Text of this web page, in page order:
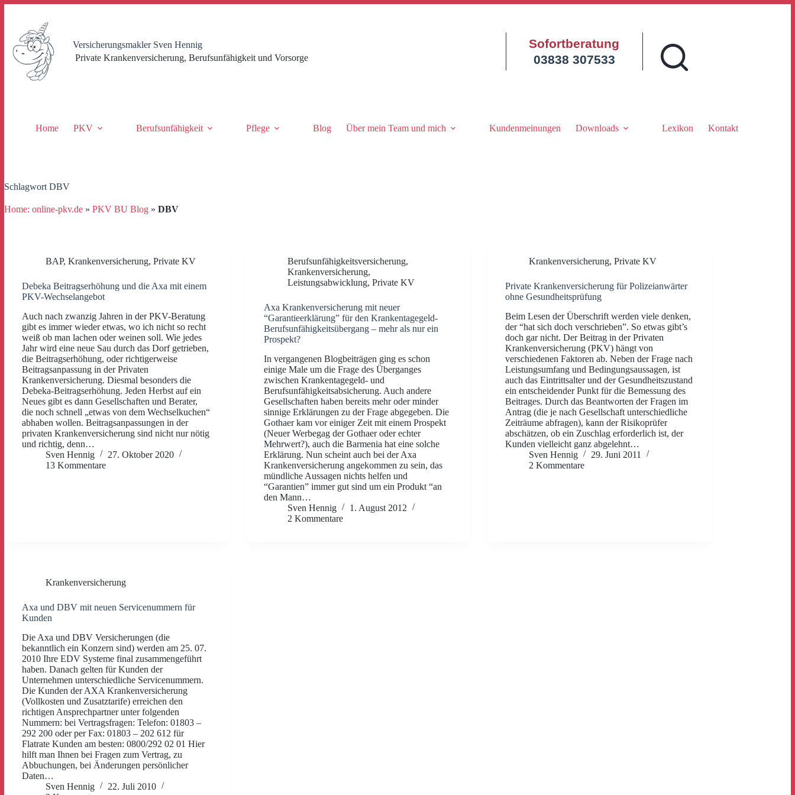
springen
Versicherungsmakler Sven Hennig
Private Krankenversicherung, Berufsunfähigkeit und Vorsorge
Sofortberatung
03838 307533
Home PKV Berufsunfähigkeit Pflege Blog Über mein Team und mich Kundenmeinungen Downloads Lexikon Kontakt
Schlagwort DBV
Home: online-pkv.de » PKV BU Blog » DBV
BAP, Krankenversicherung, Private KV
Debeka Beitragserhöhung und die Axa mit einem
PKV-Wechselangebot
Auch nach zwanzig Jahren in der PKV-Beratung
gibt es immer wieder etwas, wo ich nicht so recht
weiß ob man lachen oder weinen soll. Wie jedes
Jahr wird eine neue Sau durch das Dorf getrieben,
die Beitragserhöhung, oder richtigerweise
Beitragsanpassung in der Privaten
Krankenversicherung. Diesmal besonders die
Debeka-Beitragserhöhung. Jeden Herbst auf ein
Neues gibt es dann Gesellschaften und Berater,
die noch schnell „etwas von dem Wechselkuchen“
abhaben wollen. Beitragsanpassungen in der
privaten Krankenversicherung sind nicht nur nötig
und richtig, denn…
Sven Hennig
27. Oktober 2020
13 Kommentare
Berufsunfähigkeitsversicherung,
Krankenversicherung,
Leistungsabwicklung, Private KV
Axa Krankenversicherung mit neuer
“Garantieerklärung” für den Krankentagegeld-
Berufsunfähigkeitsübergang – mehr als nur ein
Prospekt?
In vergangenen Blogbeiträgen ging es schon
einige Male um die Frage des Überganges
zwischen Krankentagegeld- und
Berufsunfähigkeitsabsicherung. Auch andere
Gesellschaften haben bereits mehr oder minder
sinnige Erklärungen zu der Frage abgegeben. Die
Gothaer kam vor einiger Zeit mit einem Prospekt
(Neuer Werbegag der Gothaer oder echter
Mehrwert?), auch die Barmenia hat eine solche
Erklärung. Nun scheint auch bei der Axa
Krankenversicherung angekommen zu sein, das
mündliche Aussagen nichts helfen und
“Garantien” immer gut sind um ein Produkt “an
den Mann…
Sven Hennig
1. August 2012
2 Kommentare
Krankenversicherung,Private KV
Private Krankenversicherung für Polizeianwärter
ohne Gesundheitsprüfung
Beim Lesen der Überschrift werden viele denken,
der “hat sich doch verschrieben”. So etwas gibt’s
doch gar nicht. Der Beitrag in der Privaten
Krankenversicherung (PKV) hängt von
verschiedenen Faktoren ab. Neben der Frage nach
Leistungsumfang und Bedingungsaussagen, ist
auch das Eintrittsalter und der Gesundheitszustand
ein entscheidender Punkt für die Bemessung des
Beitrages. Durch das Beantworten der Fragen im
Antrag (die je nach Gesellschaft unterschiedliche
Zeiträume abfragen), kann der Risikoprüfer
abschätzen, ob ein Zuschlag erforderlich ist, der
Kunden vielleicht ganz abgelehnt…
Sven Hennig
29. Juni 2011
2 Kommentare
Krankenversicherung
Axa und DBV mit neuen Servicenummern für
Kunden
Die Axa und DBV Versicherungen (die
bekanntlich ein Konzern sind) werden am 25. 07.
2010 Ihre EDV Systeme final zusammengeführt
haben. Danach gelten für Kunden der
Unternehmen unterschiedliche Servicenummern.
Die Kunden der AXA Krankenversicherung
(Vollkosten und Zusatztarife) erreichen den
richtigen Ansprechpartner unter folgenden
Nummern: bei Vertragsfragen: Telefon: 01803 –
292 200 oder per Fax: 01803 – 202 612 für
Flatrate Kunden am besten: 0800/292 02 01 Hier
hilft man Ihnen bei Fragen zum Vertrag, zu
Abbuchungen, bei Änderungen persönlicher
Daten…
Sven Hennig
22. Juli 2010